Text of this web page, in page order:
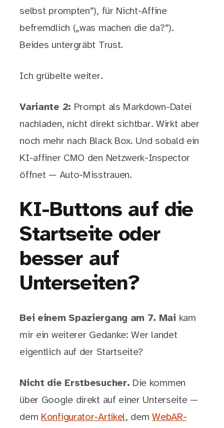
selbst prompten”), für Nicht-Affine
befremdlich („was machen die da?”).
Beides untergräbt Trust.
Ich grübelte weiter.
Variante 2: Prompt als Markdown-Datei
nachladen, nicht direkt sichtbar. Wirkt aber
noch mehr nach Black Box. Und sobald ein
KI-affiner CMO den Netzwerk-Inspector
öffnet — Auto-Misstrauen.
KI-Buttons auf die
Startseite oder
besser auf
Unterseiten?
Bei einem Spaziergang am 7. Mai kam
mir ein weiterer Gedanke: Wer landet
eigentlich auf der Startseite?
Nicht die Erstbesucher. Die kommen
über Google direkt auf einer Unterseite —
dem Konfigurator-Artikel, demWebAR-